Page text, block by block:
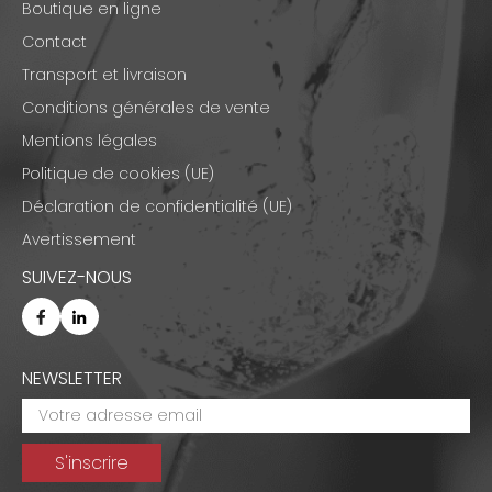
Boutique en ligne
Contact
Transport et livraison
Conditions générales de vente
Mentions légales
Politique de cookies (UE)
Déclaration de confidentialité (UE)
Avertissement
SUIVEZ-NOUS
NEWSLETTER